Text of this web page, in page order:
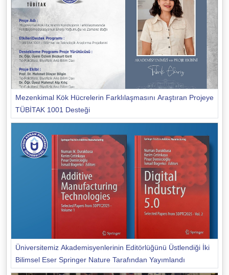
Mezenkimal Kök Hücrelerin Farklılaşmasını Araştıran Projeye
TÜBİTAK 1001 Desteği
Üniversitemiz Akademisyenlerinin Editörlüğünü Üstlendiği İki
Bilimsel Eser Springer Nature Tarafından Yayımlandı